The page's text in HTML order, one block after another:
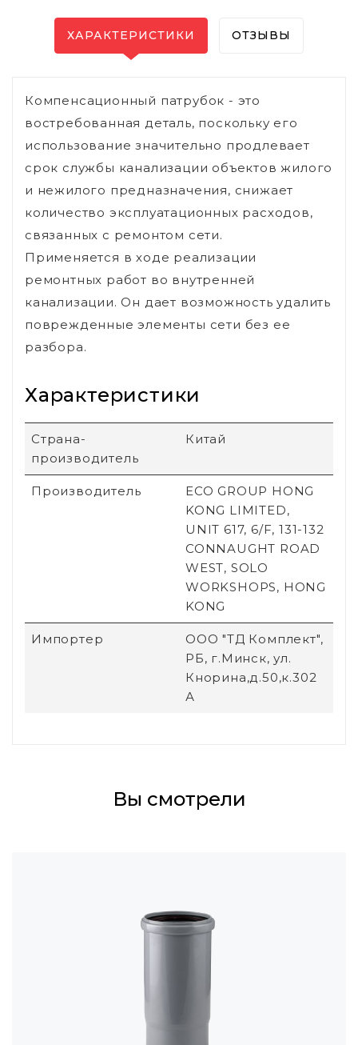
ХАРАКТЕРИСТИКИ ОТЗЫВЫ
Компенсационный патрубок - это
востребованная деталь, поскольку его
использование значительно продлевает
срок службы канализации объектов жилого
и нежилого предназначения, снижает
количество эксплуатационных расходов,
связанных с ремонтом сети.
Применяется в ходе реализации
ремонтных работ во внутренней
канализации. Он дает возможность удалить
поврежденные элементы сети без ее
разбора.
Характеристики
Страна-
производитель
Китай
Производитель
ECO GROUP HONG
KONG LIMITED,
UNIT 617, 6/F, 131-132
CONNAUGHT ROAD
WEST, SOLO
WORKSHOPS, HONG
KONG
Импортер
ООО "ТД Комплект",
РБ, г.Минск, ул.
Кнорина,д.50,к.302
А
Вы смотрели